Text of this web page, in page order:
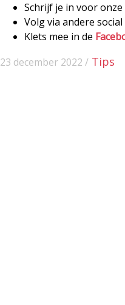
Schrijf je in voor onze
Volg via andere
Klets mee in de
23 december 2022 / Tips